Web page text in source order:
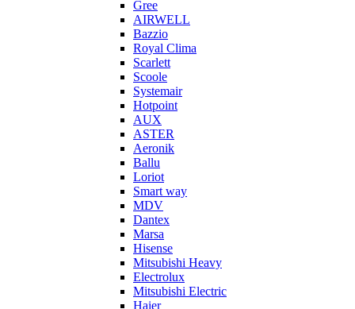
Gree
AIRWELL
Bazzio
Royal Clima
Scarlett
Scoole
Systemair
Hotpoint
AUX
ASTER
Aeronik
Ballu
Loriot
Smart way
MDV
Dantex
Marsa
Hisense
Mitsubishi Heavy
Electrolux
Mitsubishi Electric
Haier